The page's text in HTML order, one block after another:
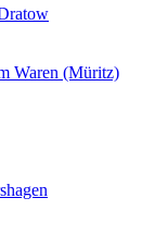
Waren (Müritz)